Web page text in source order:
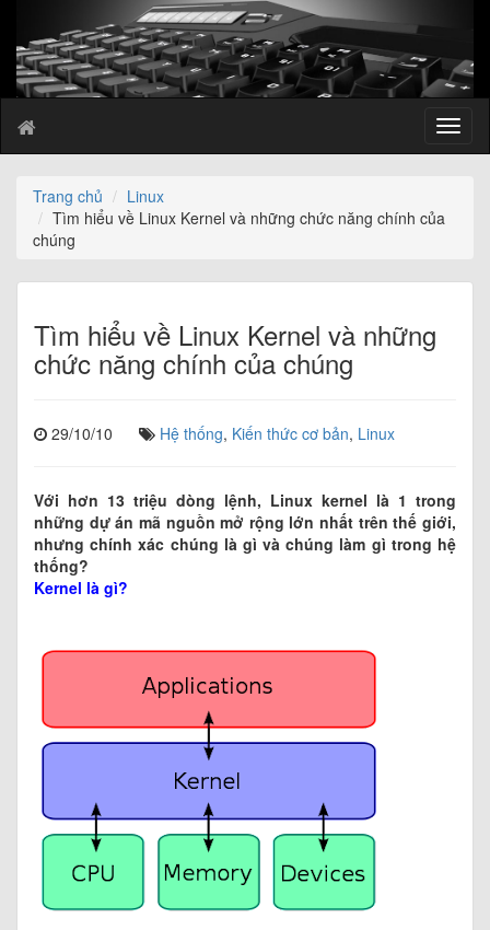
T
o
a
Trang chủ
Linux
Tìm hiểu về Linux Kernel và những chức năng chính của
chúng
Tìm hiểu về Linux Kernel và những
chức năng chính của chúng
29/10/10 Hệ thống, Kiến thức cơ bản, Linux
Với hơn 13 triệu dòng lệnh, Linux kernel là 1 trong
những dự án mã nguồn mở rộng lớn nhất trên thế giới,
nhưng chính xác chúng là gì và chúng làm gì trong hệ
thống?
Kernel là gì?